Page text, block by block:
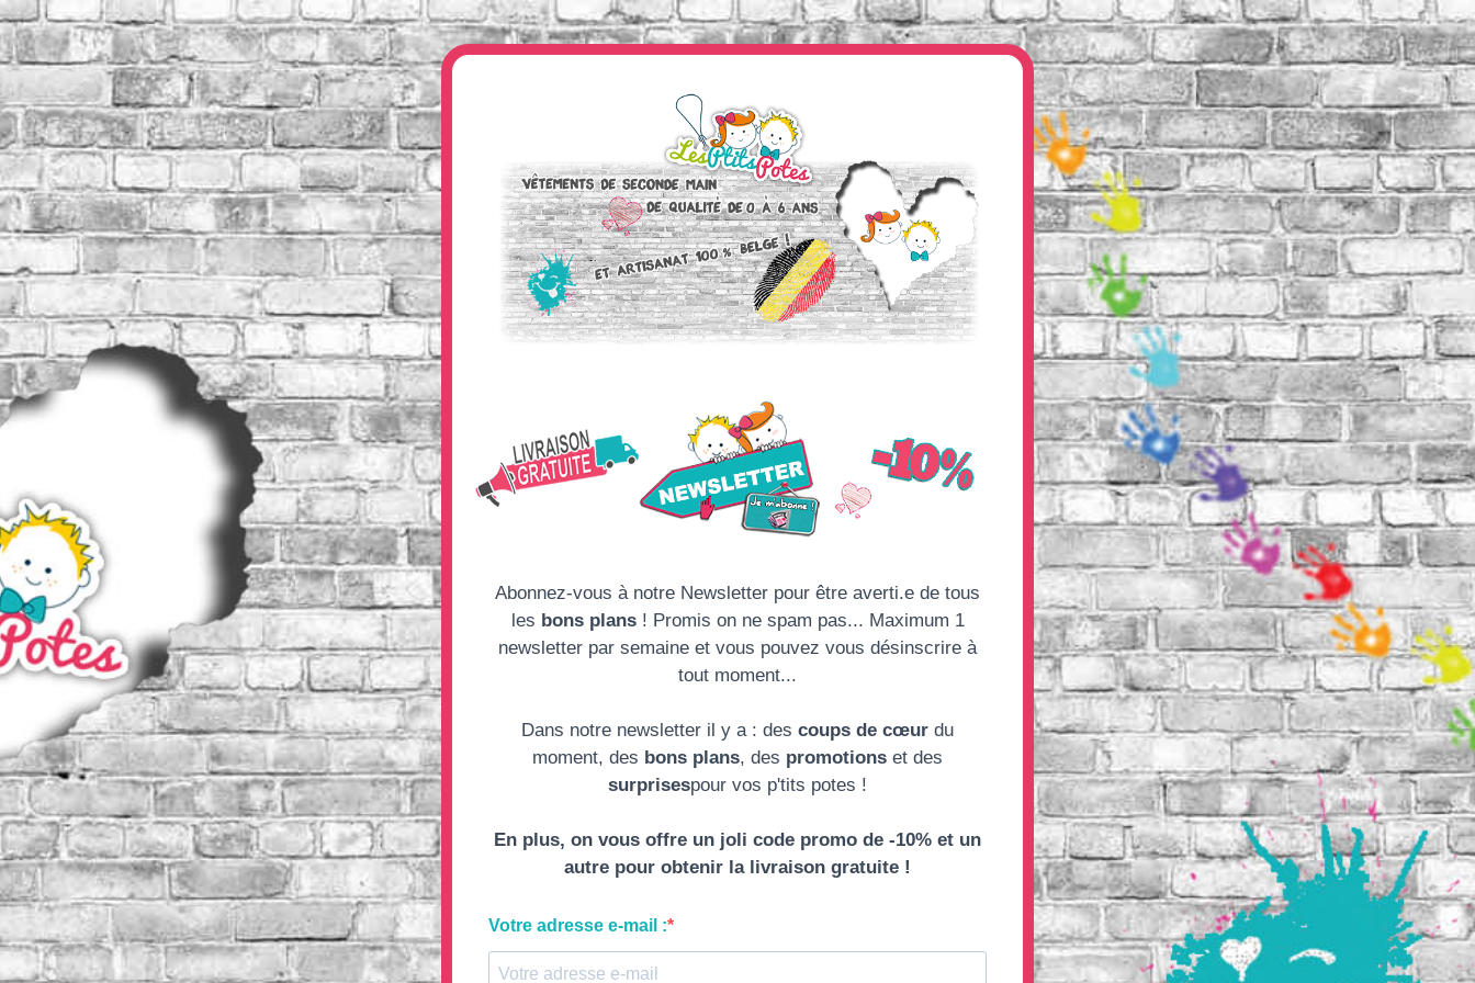
Abonnez-vous à notre Newsletter pour être averti.e de tous
les bons plans! Promis on ne spam pas... Maximum 1
newsletter par semaine et vous pouvez vous désinscrire à
tout moment...
Dans notre newsletter il y a : des coups de cœur du
moment, des bons plans, des promotions et des
surprisespour vos p'tits potes !
En plus, on vous offre un joli code promo de -10% et un
autre pour obtenir la livraison gratuite !
Votre adresse e-mail :